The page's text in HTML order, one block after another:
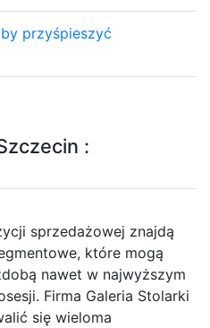
:
sprzedażowej znajdą
które mogą
nawet w najwyższym
Firma Galeria Stolarki
się wieloma
przyśpieszyć